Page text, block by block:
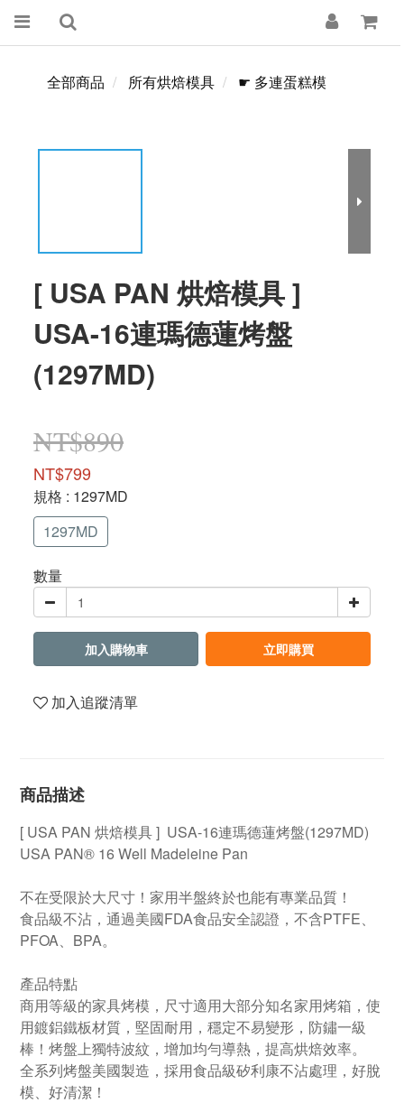
全部商品 所有烘焙模具 ☛ 多連蛋糕模
[ USA PAN 烘焙模具 ]
USA-16連瑪德蓮烤盤
(1297MD)
NT$890
NT$799
規格 : 1297MD
1297MD
數量
加入購物車 立即購買
加入追蹤清單
商品描述
[ USA PAN 烘焙模具 ] USA-16連瑪德蓮烤盤(1297MD)
USA PAN® 16 Well Madeleine Pan
不在受限於大尺寸！家用半盤終於也能有專業品質！
食品級不沾，通過美國FDA食品安全認證，不含PTFE、
PFOA、BPA。
產品特點
商用等級的家具烤模，尺寸適用大部分知名家用烤箱，使
用鍍鋁鐵板材質，堅固耐用，穩定不易變形，防鏽一級
棒！烤盤上獨特波紋，增加均勻導熱，提高烘焙效率。
全系列烤盤美國製造，採用食品級矽利康不沾處理，好脫
模、好清潔！